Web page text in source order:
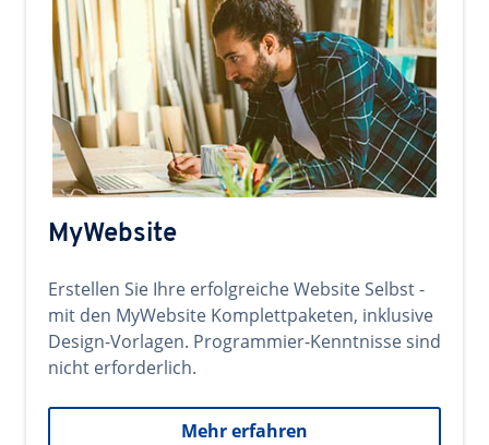
MyWebsite
Erstellen Sie Ihre erfolgreiche Website Selbst -
mit den MyWebsite Komplettpaketen, inklusive
Design-Vorlagen. Programmier-Kenntnisse sind
nicht erforderlich.
Mehr erfahren